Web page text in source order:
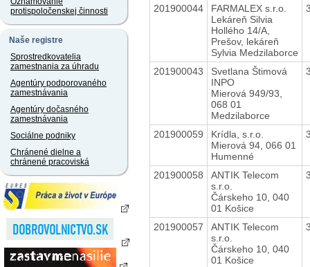
protispoločenskej činnosti
Naše registre
Sprostredkovatelia
zamestnania za úhradu
Agentúry podporovaného
zamestnávania
Agentúry dočasného
zamestnávania
Sociálne podniky
Chránené dielne a
chránené pracoviská
201900044
FARMALEX s.r.o.
Lekáreň Silvia
Hollého 14/A,
Prešov, lekáreň
Sylvia Medzilaborce
201900043
Svetlana Štimová
INPO
Mierová 949/93,
068 01
Medzilaborce
201900059
Krídla, s.r.o.
Mierová 94, 066 01
Humenné
201900058
ANTIK Telecom
s.r.o.
Čárskeho 10, 040
01 Košice
201900057
ANTIK Telecom
s.r.o.
Čárskeho 10, 040
01 Košice